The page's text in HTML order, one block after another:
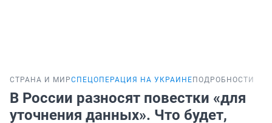
СТРАНА И МИРСПЕЦОПЕРАЦИЯ НА УКРАИНЕ ПОДРОБНОСТИ
В России разносят повестки «для
уточнения данных». Что будет,